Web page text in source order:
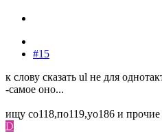
#15
к слову сказать ul не для
-самое оно...
ищу со118,по119,уо186 и
D